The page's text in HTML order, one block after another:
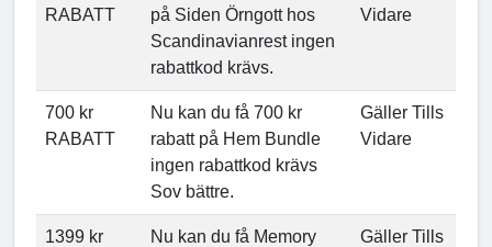
RABATT
på Siden Örngott hos
Scandinavianrest ingen
rabattkod krävs.
Vidare
700 kr
RABATT
Nu kan du få 700 kr
rabatt på Hem Bundle
ingen rabattkod krävs
Sov bättre.
Gäller Tills
Vidare
1399 kr
Nu kan du få Memory
Gäller Tills